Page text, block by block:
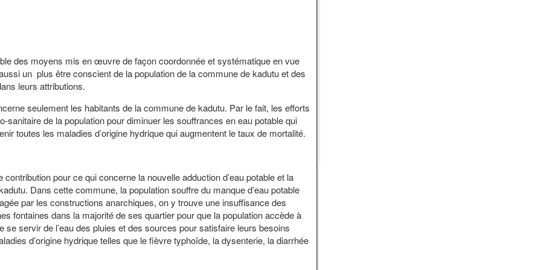
des moyens mis en œuvre de façon coordonnée et systématique en vue
un plus être conscient de la population de la commune de kadutu et des
leurs attributions.
seulement les habitants de la commune de kadutu. Par le fait, les efforts
sanitaire de la population pour diminuer les souffrances en eau potable qui
toutes les maladies d’origine hydrique qui augmentent le taux de mortalité.
pour ce qui concerne la nouvelle adduction d’eau potable et la
Dans cette commune, la population souffre du manque d’eau potable
par les constructions anarchiques, on y trouve une insuffisance des
fontaines dans la majorité de ses quartier pour que la population accède à
se servir de l’eau des pluies et des sources pour satisfaire leurs besoins
d’origine hydrique telles que le fièvre typhoïde, la dysenterie, la diarrhée